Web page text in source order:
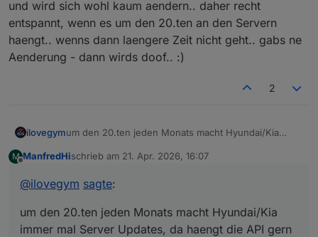
    try:
resp = requests.post(token_url,
        resp.raise_for_status()
        data = resp.json()
    except requests.RequestException as exc:
#
#
parser =
    parser.add_argument(
- [8] Waiting for redirect URLwith code
- [9] Waiting for redirect URLwith code
- [10] Waiting for redirect URLwith code
❌ Failed to get redirected to correct URL,
und wird sich wohl kaum aendern.. daher recht
entspannt, wenn es um den 20.ten an den Servern
haengt.. wenns dann laengere Zeit nicht geht.. gabs ne
Aenderung - dann wirds doof.. :)
2
ilovegymum den 20.ten jeden Monats macht Hyundai/Kia
mal.. das geht schon seit Jahren so (bin jetzt im 5.ten
recht entspannt, wenn es um den 20.ten an den
geht.. gabs ne Aenderung - dann wirds doof.. :)
M ManfredHischrieb am 21. Apr. 2026, 16:07
zuletzt editiert von
@ilovegym sagte:
um den 20.ten jeden Monats macht Hyundai/Kia
immer mal Server Updates, da haengt die API gern